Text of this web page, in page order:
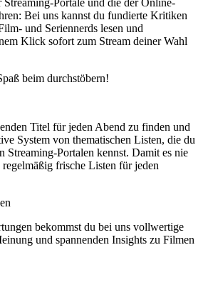
Bei uns kannst du fundierte Kritiken
und Seriennerds lesen und
Klick sofort zum Stream deiner Wahl
beim durchstöbern!
Titel für jeden Abend zu finden und
System von thematischen Listen, die du
Streaming-Portalen kennst. Damit es nie
frische Listen für jeden
bekommst du bei uns vollwertige
und spannenden Insights zu Filmen